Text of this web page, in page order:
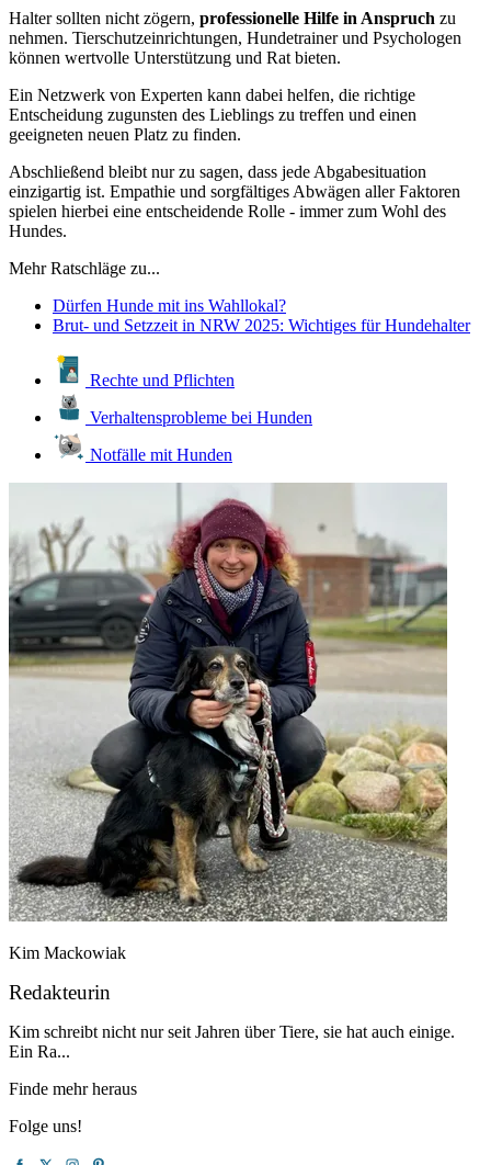
Halter sollten nicht zögern, professionelle Hilfe in Anspruch zu
nehmen. Tierschutzeinrichtungen, Hundetrainer und Psychologen
können wertvolle Unterstützung und Rat bieten.
Ein Netzwerk von Experten kann dabei helfen, die richtige
Entscheidung zugunsten des Lieblings zu treffen und einen
geeigneten neuen Platz zu finden.
Abschließend bleibt nur zu sagen, dass jede Abgabesituation
einzigartig ist. Empathie und sorgfältiges Abwägen aller Faktoren
spielen hierbei eine entscheidende Rolle - immer zum Wohl des
Hundes.
Mehr Ratschläge zu...
Dürfen Hunde mit ins Wahllokal?
Brut- und Setzzeit in NRW 2025: Wichtiges für Hundehalter
Rechte und Pflichten
Verhaltensprobleme bei Hunden
Notfälle mit Hunden
Kim Mackowiak
Redakteurin
Kim schreibt nicht nur seit Jahren über Tiere, sie hat auch einige.
Ein Ra...
Finde mehr heraus
Folge uns!